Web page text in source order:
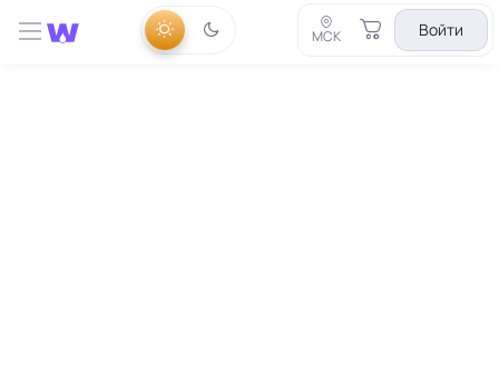
МСК Войти